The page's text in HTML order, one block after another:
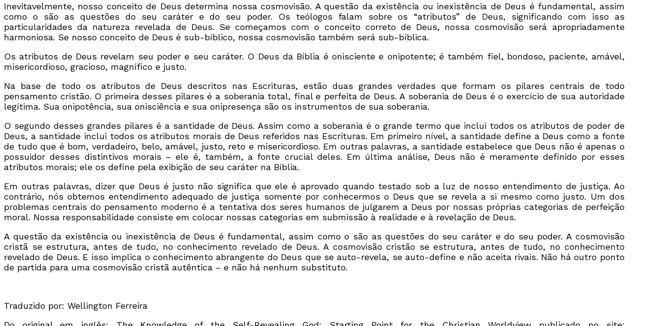
Inevitavelmente, nosso conceito de Deus determina nossa cosmovisão. A questão da existência ou inexistência de Deus é fundamental, assim
como o são as questões do seu caráter e do seu poder. Os teólogos falam sobre os “atributos” de Deus, significando com isso as
particularidades da natureza revelada de Deus. Se começamos com o conceito correto de Deus, nossa cosmovisão será apropriadamente
harmoniosa. Se nosso conceito de Deus é sub-bíblico, nossa cosmovisão também será sub-bíblica.
Os atributos de Deus revelam seu poder e seu caráter. O Deus da Bíblia é onisciente e onipotente; é também fiel, bondoso, paciente, amável,
misericordioso, gracioso, magnífico e justo.
Na base de todo os atributos de Deus descritos nas Escrituras, estão duas grandes verdades que formam os pilares centrais de todo
pensamento cristão. O primeira desses pilares é a soberania total, final e perfeita de Deus. A soberania de Deus é o exercício de sua autoridade
legítima. Sua onipotência, sua onisciência e sua onipresença são os instrumentos de sua soberania.
O segundo desses grandes pilares é a santidade de Deus. Assim como a soberania é o grande termo que inclui todos os atributos de poder de
Deus, a santidade inclui todos os atributos morais de Deus referidos nas Escrituras. Em primeiro nível, a santidade define a Deus como a fonte
de tudo que é bom, verdadeiro, belo, amável, justo, reto e misericordioso. Em outras palavras, a santidade estabelece que Deus não é apenas o
possuidor desses distintivos morais – ele é, também, a fonte crucial deles. Em última análise, Deus não é meramente definido por esses
atributos morais; ele os define pela exibição de seu caráter na Bíblia.
Em outras palavras, dizer que Deus é justo não significa que ele é aprovado quando testado sob a luz de nosso entendimento de justiça. Ao
contrário, nós obtemos entendimento adequado de justiça somente por conhecermos o Deus que se revela a si mesmo como justo. Um dos
problemas centrais do pensamento moderno é a tentativa dos seres humanos de julgarem a Deus por nossas próprias categorias de perfeição
moral. Nossa responsabilidade consiste em colocar nossas categorias em submissão à realidade e à revelação de Deus.
A questão da existência ou inexistência de Deus é fundamental, assim como o são as questões do seu caráter e do seu poder. A cosmovisão
cristã se estrutura, antes de tudo, no conhecimento revelado de Deus. A cosmovisão cristão se estrutura, antes de tudo, no conhecimento
revelado de Deus. E isso implica o conhecimento abrangente do Deus que se auto-revela, se auto-define e não aceita rivais. Não há outro ponto
de partida para uma cosmovisão cristã autêntica – e não há nenhum substituto.
Traduzido por: Wellington Ferreira